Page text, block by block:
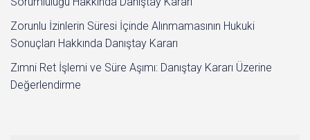
Zorunlu İzinlerin Süresi İçinde Alınmamasının Hukuki
Sonuçları Hakkında Danıştay Kararı
Zımni Ret İşlemi ve Süre Aşımı: Danıştay Kararı Üzerine
Değerlendirme